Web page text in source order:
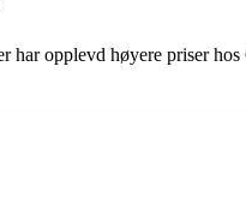
opplevd høyere priser